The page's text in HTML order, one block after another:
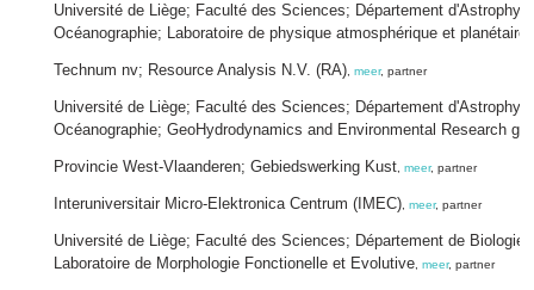
Université de Liège; Faculté des Sciences; Département
Océanographie; Laboratoire de physique atmosphérique et planétaire
Technum nv; Resource Analysis N.V. (RA) meer, partner
Université de Liège; Faculté des Sciences; Département
Océanographie; GeoHydrodynamics and Environmental Research
Provincie West-Vlaanderen; Gebiedswerking Kust meer, partner
Interuniversitair Micro-Elektronica Centrum (IMEC) meer, partner
Université de Liège; Faculté des Sciences; Département de
Laboratoire de Morphologie Fonctionelle et Evolutive meer, partner